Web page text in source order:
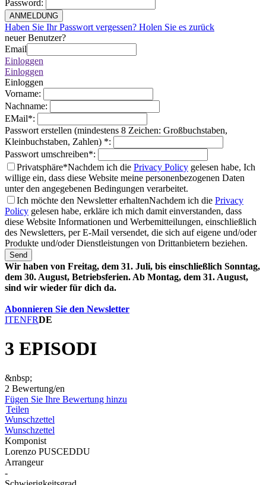
Password:
ANMELDUNG
Haben Sie Ihr Passwort vergessen? Holen Sie es zurück
neuer Benutzer?
Email
Einloggen
Einloggen
Einloggen
Vorname:
Nachname:
EMail*:
Passwort erstellen (mindestens 8 Zeichen: Großbuchstaben,
Kleinbuchstaben, Zahlen) *:
Passwort umschreiben*:
Privatsphäre*Nachdem ich die Privacy Policy gelesen habe, Ich
willige ein, dass diese Website meine personenbezogenen Daten
unter den angegebenen Bedingungen verarbeitet.
Ich möchte den Newsletter erhaltenNachdem ich die Privacy
Policy gelesen habe, erkläre ich mich damit einverstanden, dass
diese Website Informationen und Werbemitteilungen, einschließlich
des Newsletters, per E-Mail versendet, die sich auf eigene und/oder
Produkte und/oder Dienstleistungen von Drittanbietern beziehen.
Send
Wir haben von Freitag, dem 31. Juli, bis einschließlich Sonntag,
dem 30. August, Betriebsferien. Ab Montag, dem 31. August,
sind wir wieder für dich da.
Abonnieren Sie den Newsletter
ITENFRDE
3 EPISODI
&nbsp;
2 Bewertung/en
Fügen Sie Ihre Bewertung hinzu
Teilen
Wunschzettel
Wunschzettel
Komponist
Lorenzo PUSCEDDU
Arrangeur
-